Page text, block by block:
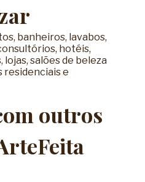
banheiros, lavabos,
hotéis,
lojas, salões de beleza
residenciais e
outros